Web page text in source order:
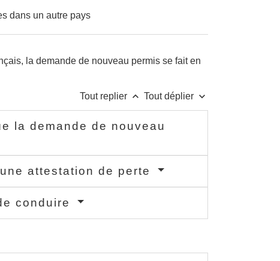
dans un autre pays
la demande de nouveau permis se fait en
Tout replier keyboard_arrow_up Tout déplier keyboard_arrow_down
la demande de nouveau
attestation de perte
conduire